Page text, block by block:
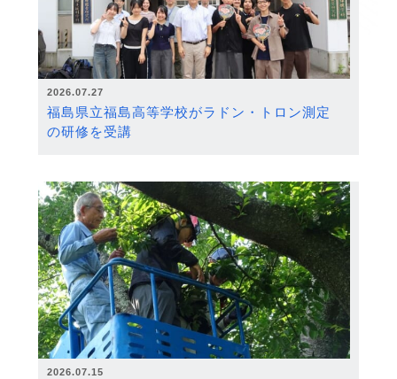
2026.07.27
福島県立福島高等学校がラドン・トロン測定
の研修を受講
2026.07.15